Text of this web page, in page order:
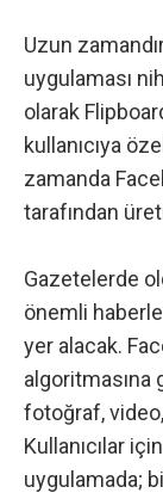
Uzun
uygulaması
olarak
kullanıcıya
zamanda
tarafından
Gazetelerde
önemli
yer alacak.
algoritmasına
fotoğraf,
Kullanıcılar
uygulamada;